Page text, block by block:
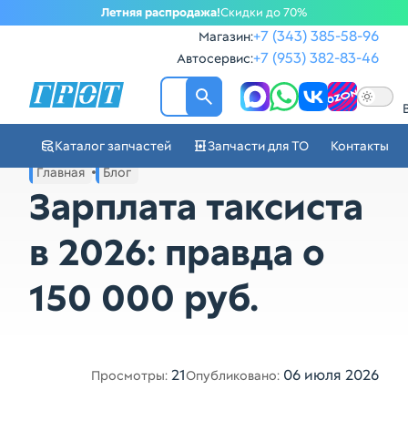
Летняя распродажа!Скидки до 70%
Магазин:+7 (343) 385-58-96
Автосервис:+7 (953) 382-83-46
ГРОТ - Автозапчасти в
Каталог запчастей Запчасти для ТО Контакты
Навигация по сайту автозапчастей ГРОТ
Основное меню навигации интернет-магазина
Главная Блог
Зарплата таксиста
в 2026: правда о
150 000 руб.
Просмотры: 21Опубликовано: 06 июля 2026